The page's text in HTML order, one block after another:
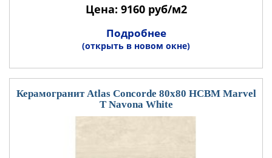
Цена: 9160 руб/м2
Подробнее
(открыть в новом окне)
Керамогранит Atlas Concorde 80x80 HCBM Marvel
T Navona White